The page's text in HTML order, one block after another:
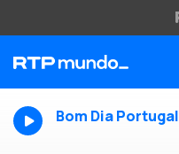
Bom Dia Portugal